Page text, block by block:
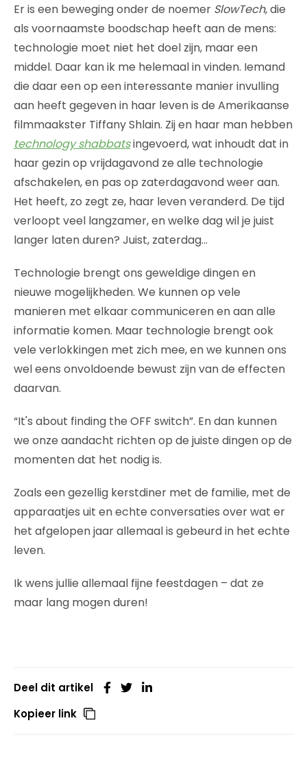
Er is een beweging onder de noemer SlowTech, die
als voornaamste boodschap heeft aan de mens:
technologie moet niet het doel zijn, maar een
middel. Daar kan ik me helemaal in vinden. Iemand
die daar een op een interessante manier invulling
aan heeft gegeven in haar leven is de Amerikaanse
filmmaakster Tiffany Shlain. Zij en haar man hebben
technology shabbatsingevoerd, wat inhoudt dat in
haar gezin op vrijdagavond ze alle technologie
afschakelen, en pas op zaterdagavond weer aan.
Het heeft, zo zegt ze, haar leven veranderd. De tijd
verloopt veel langzamer, en welke dag wil je juist
langer laten duren? Juist, zaterdag…
Technologie brengt ons geweldige dingen en
nieuwe mogelijkheden. We kunnen op vele
manieren met elkaar communiceren en aan alle
informatie komen. Maar technologie brengt ook
vele verlokkingen met zich mee, en we kunnen ons
wel eens onvoldoende bewust zijn van de effecten
daarvan.
“It's about finding the OFF switch”. En dan kunnen
we onze aandacht richten op de juiste dingen op de
momenten dat het nodig is.
Zoals een gezellig kerstdiner met de familie, met de
apparaatjes uit en echte conversaties over wat er
het afgelopen jaar allemaal is gebeurd in het echte
leven.
Ik wens jullie allemaal fijne feestdagen – dat ze
maar lang mogen duren!
Deel dit artikel
Kopieer link